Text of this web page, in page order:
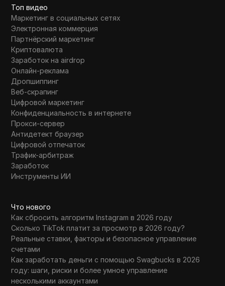
Топ видео
Маркетинг в социальных сетях
Электронная коммерция
Партнёрский маркетинг
Криптовалюта
Заработок на airdrop
Онлайн-реклама
Дропшиппинг
Веб-скрапинг
Цифровой маркетинг
Конфиденциальность в интернете
Прокси-сервер
Антидетект браузер
Цифровой отпечаток
Трафик-арбитраж
Заработок
Инструменты ИИ
Что нового
Как сбросить алгоритм Instagram в 2026 году
Сколько TikTok платит за просмотр в 2026 году?
Реальные ставки, факторы и безопасное управление
счетами
Как заработать деньги с помощью Swagbucks в 2026
году: шаги, риски и более умное управление
несколькими аккаунтами